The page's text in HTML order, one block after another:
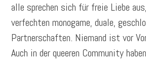
alle sprechen sich für freie Liebe
verfechten monogame, duale,
Partnerschaften. Niemand ist vor
Auch in der queeren Community